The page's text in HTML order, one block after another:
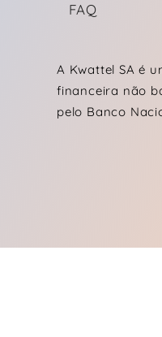
FAQ
A Kwattel SA é
financeira não
pelo Banco